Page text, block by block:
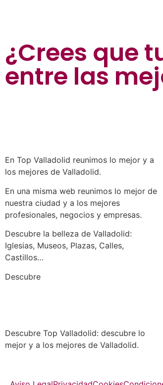
¿Crees que
entre las
En Top Valladolid reunimos lo mejor y a
los mejores de Valladolid.
En una misma web reunimos lo mejor de
nuestra ciudad y a los mejores
profesionales, negocios y empresas.
Descubre la belleza de Valladolid:
Iglesias, Museos, Plazas, Calles,
Castillos…
Descubre
Descubre Top Valladolid: descubre lo
mejor y a los mejores de Valladolid.